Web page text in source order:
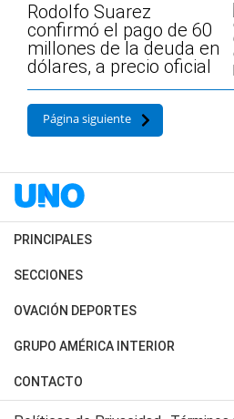
Rodolfo Suarez
confirmó el pago de 60
millones de la deuda en
dólares, a precio oficial
Página siguiente
PRINCIPALES
Últimas Noticias
Política
Judiciales
SECCIONES
Horóscopo
Motores
Trucos caseros
OVACIÓN DEPORTES
Fútbol
Mundial
Automovilismo
GRUPO AMÉRICA INTERIOR
Canal 7 en Vivo
CONTACTO